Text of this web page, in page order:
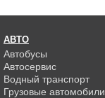
АВТО
Автобусы
Автосервис
Водный транспорт
Грузовые автомобили